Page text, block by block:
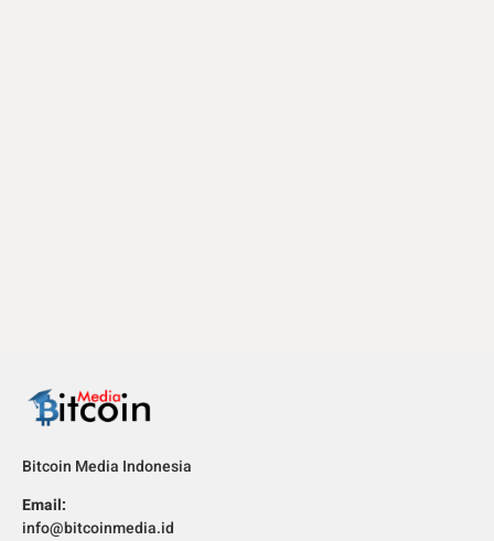
Bitcoin Media Indonesia
Email:
info@bitcoinmedia.id